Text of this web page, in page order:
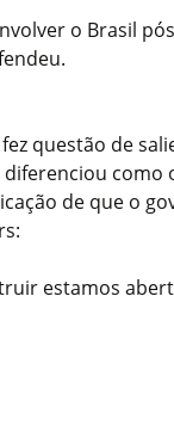
o Brasil
questão de
como
de que o
estamos